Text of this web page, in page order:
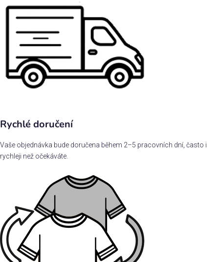
Rychlé doručení
Vaše objednávka bude doručena během 2–5 pracovních dní, často i
rychleji než očekáváte.